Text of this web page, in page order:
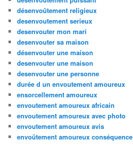
désenvoûtement religieux
desenvoutement serieux
desenvouter mon mari
desenvouter sa maison
désenvouter une maison
desenvouter une maison
desenvouter une personne
durée d un envoutement amoureux
ensorcellement amoureux
envoutement amoureux africain
envoutement amoureux avec photo
envoutement amoureux avis
envoûtement amoureux conséquence